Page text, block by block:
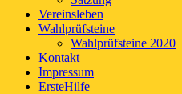
Vereinsleben
Wahlprüfsteine
Wahlprüfsteine 2020
Kontakt
Impressum
ErsteHilfe